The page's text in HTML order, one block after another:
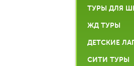
ТУРЫ ДЛЯ
ЖД ТУРЫ
ДЕТСКИЕ
СИТИ ТУРЫ